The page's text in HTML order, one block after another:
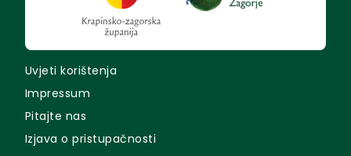
Uvjeti korištenja
Impressum
Pitajte nas
Izjava o pristupačnosti